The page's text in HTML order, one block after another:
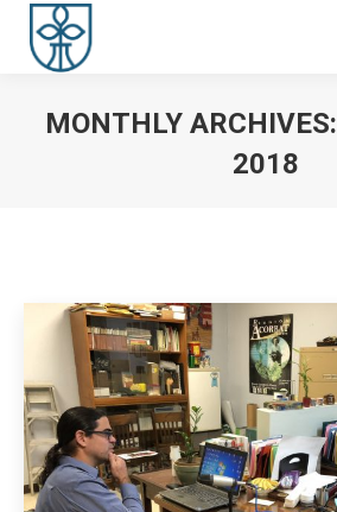
MONTHLY ARCHIVES:
2018